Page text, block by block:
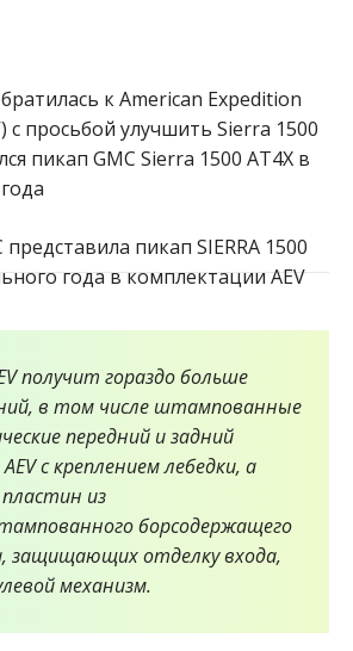
к American Expedition
с просьбой улучшить Sierra 1500
пикап GMC Sierra 1500 AT4X в
получит гораздо больше
в том числе штампованные
передний и задний
с креплением лебедки, а
из
борсодержащего
защищающих отделку входа,
механизм.